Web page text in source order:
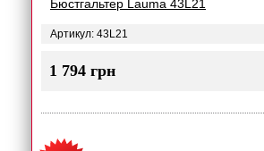
Бюстгальтер Lauma 43L21
Артикул: 43L21
1 794 грн